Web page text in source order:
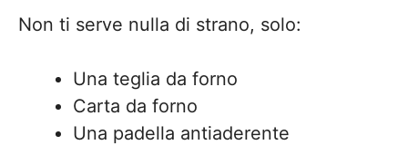
Non ti serve nulla di strano, solo:
Una teglia da forno
Carta da forno
Una padella antiaderente